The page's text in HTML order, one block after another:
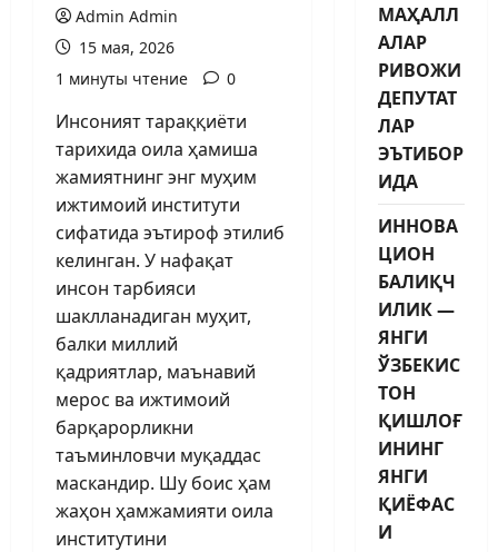
Admin Admin
15 мая, 2026
1 минуты чтение
0
Инсоният тараққиёти
тарихида оила ҳамиша
жамиятнинг энг муҳим
ижтимоий институти
сифатида эътироф этилиб
келинган. У нафақат
инсон тарбияси
шаклланадиган муҳит,
балки миллий
қадриятлар, маънавий
мерос ва ижтимоий
барқарорликни
таъминловчи муқаддас
маскандир. Шу боис ҳам
жаҳон ҳамжамияти оила
институтини
МАҲАЛЛ
АЛАР
РИВОЖИ
ДЕПУТАТ
ЛАР
ЭЪТИБОР
ИДА
ИННОВА
ЦИОН
БАЛИҚЧ
ИЛИК —
ЯНГИ
ЎЗБЕКИС
ТОН
ҚИШЛОҒ
ИНИНГ
ЯНГИ
ҚИЁФАС
И